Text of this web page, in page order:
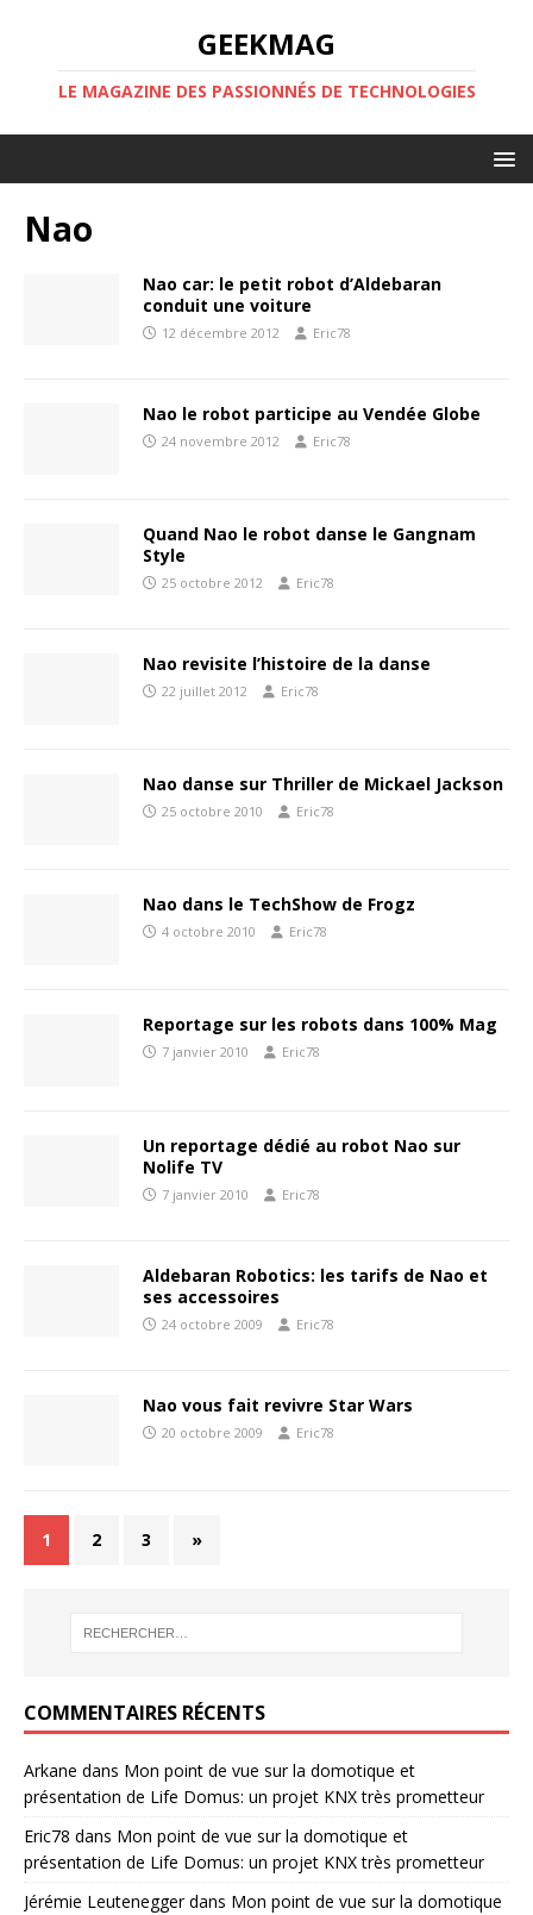
GEEKMAG
LE MAGAZINE DES PASSIONNÉS DE TECHNOLOGIES
Nao
Nao car: le petit robot d’Aldebaran
conduit une voiture
12 décembre 2012 Eric78
Nao le robot participe au Vendée Globe
24 novembre 2012 Eric78
Quand Nao le robot danse le Gangnam
Style
25 octobre 2012 Eric78
Nao revisite l’histoire de la danse
22 juillet 2012 Eric78
Nao danse sur Thriller de Mickael Jackson
25 octobre 2010 Eric78
Nao dans le TechShow de Frogz
4 octobre 2010 Eric78
Reportage sur les robots dans 100% Mag
7 janvier 2010 Eric78
Un reportage dédié au robot Nao sur
Nolife TV
7 janvier 2010 Eric78
Aldebaran Robotics: les tarifs de Nao et
ses accessoires
24 octobre 2009 Eric78
Nao vous fait revivre Star Wars
20 octobre 2009 Eric78
1 2 3 »
COMMENTAIRES RÉCENTS
Arkane dans Mon point de vue sur la domotique et
présentation de Life Domus: un projet KNX très prometteur
Eric78 dans Mon point de vue sur la domotique et
présentation de Life Domus: un projet KNX très prometteur
Jérémie Leuteneggerdans Mon point de vue sur la domotique